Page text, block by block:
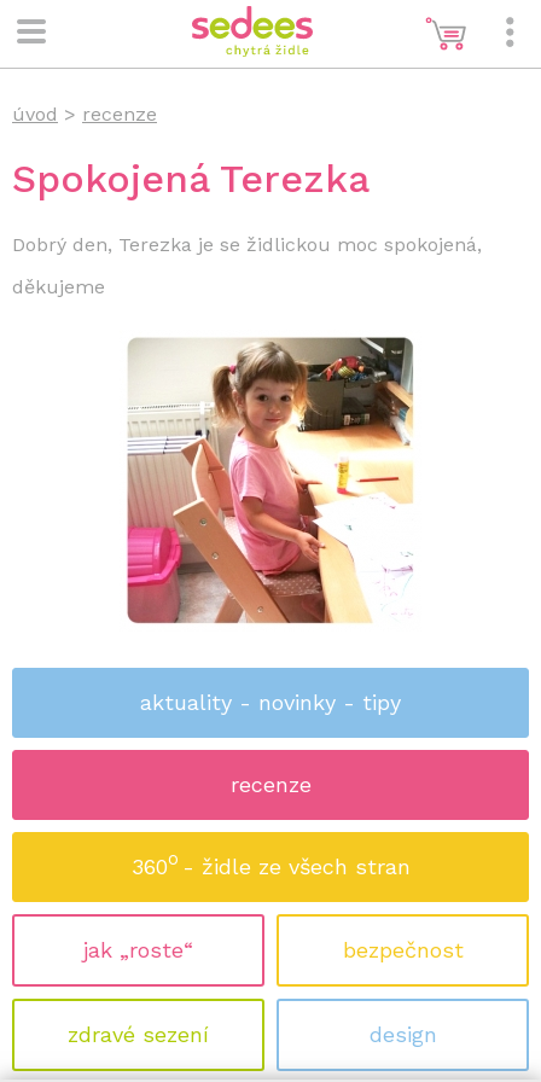
úvod > recenze
Spokojená Terezka
Dobrý den, Terezka je se židlickou moc spokojená,
děkujeme
aktuality - novinky - tipy
recenze
360o
- židle ze všech stran
jak „roste“ bezpečnost
zdravé sezení design